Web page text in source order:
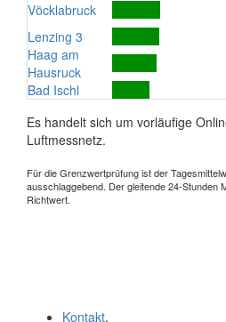
Vöcklabruck
Lenzing 3
Haag am
Hausruck
Bad Ischl
Es handelt sich um vorläufige
Luftmessnetz.
Für die Grenzwertprüfung ist der
ausschlaggebend. Der gleitende 24-Stunden
Richtwert.
Kontakt.